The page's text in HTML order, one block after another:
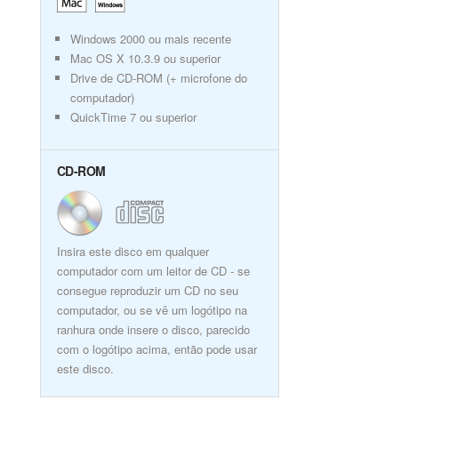
Windows 2000 ou mais recente
Mac OS X 10.3.9 ou superior
Drive de CD-ROM (+ microfone do
computador)
QuickTime 7 ou superior
CD-ROM
Insira este disco em qualquer
computador com um leitor de CD - se
consegue reproduzir um CD no seu
computador, ou se vê um logótipo na
ranhura onde insere o disco, parecido
com o logótipo acima, então pode usar
este disco.